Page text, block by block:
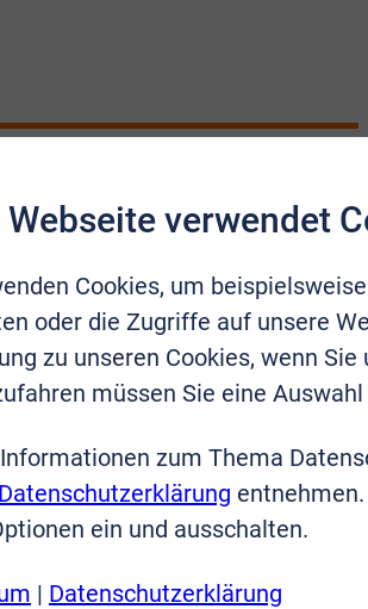
53721 Siegburg
8
brs.de
Webseite verwendet
Cookies, um
oder die Zugriffe auf unsere
zu unseren Cookies, wenn
müssen Sie eine
zum Thema
Datenschutzerklärung
ein und ausschalten.
| Datenschutzerklärung